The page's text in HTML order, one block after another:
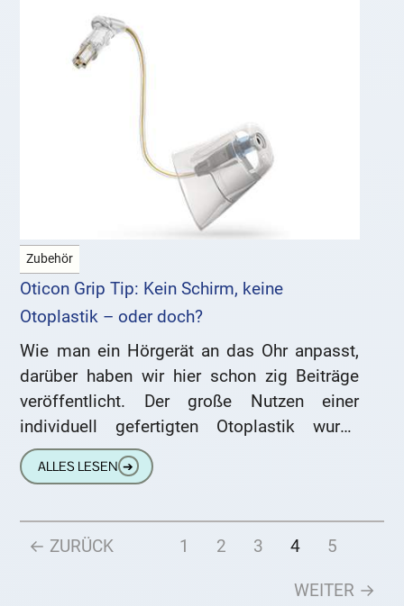
Zubehör
Oticon Grip Tip: Kein Schirm, keine
Otoplastik – oder doch?
Wie man ein Hörgerät an das Ohr anpasst,
darüber haben wir hier schon zig Beiträge
veröffentlicht. Der große Nutzen einer
individuell gefertigten Otoplastik wurde
ebenso besprochen, wie die bequeme
Trageweise
ALLES LESEN ➔
← ZURÜCK 1 2 3 4 5
WEITER →